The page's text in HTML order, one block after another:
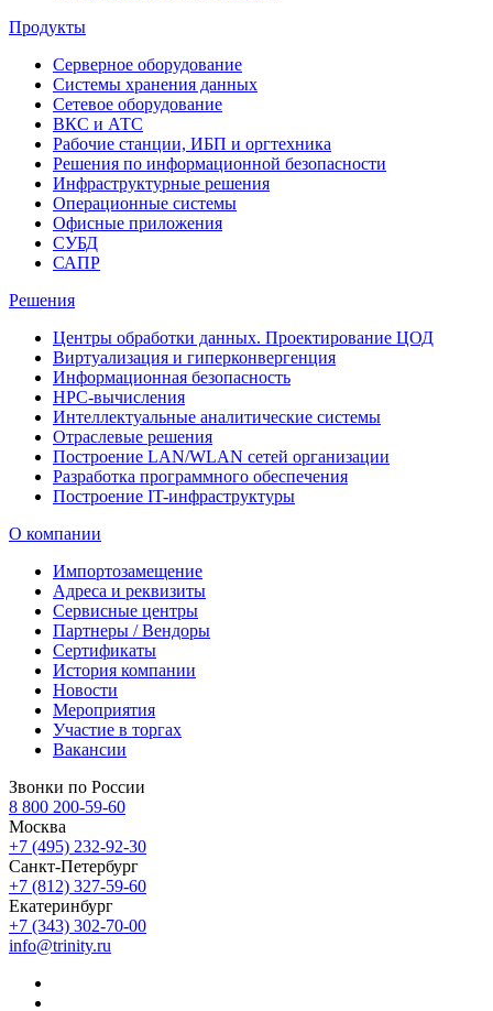
Продукты
Серверное оборудование
Системы хранения данных
Сетевое оборудование
ВКС и АТС
Рабочие станции, ИБП и оргтехника
Решения по информационной безопасности
Инфраструктурные решения
Операционные системы
Офисные приложения
СУБД
САПР
Решения
Центры обработки данных. Проектирование ЦОД
Виртуализация и гиперконвергенция
Информационная безопасность
HPC-вычисления
Интеллектуальные аналитические системы
Отраслевые решения
Построение LAN/WLAN сетей организации
Разработка программного обеспечения
Построение IT-инфраструктуры
О компании
Импортозамещение
Адреса и реквизиты
Сервисные центры
Партнеры / Вендоры
Сертификаты
История компании
Новости
Мероприятия
Участие в торгах
Вакансии
Звонки по России
8 800 200-59-60
Москва
+7 (495) 232-92-30
Санкт-Петербург
+7 (812) 327-59-60
Екатеринбург
+7 (343) 302-70-00
info@trinity.ru